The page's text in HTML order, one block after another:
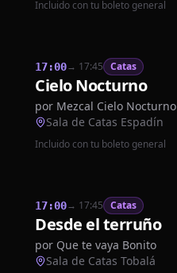
Incluido con tu boleto general
17:00→ 17:45 Catas
Cielo Nocturno
por Mezcal Cielo Nocturno
Sala de Catas Espadín
Incluido con tu boleto general
17:00→ 17:45 Catas
Desde el terruño
por Que te vaya Bonito
Sala de Catas Tobalá